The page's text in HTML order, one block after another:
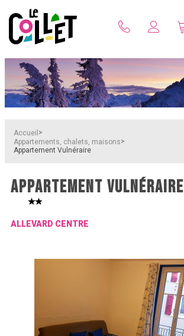
Accueil >
Appartements, chalets, maisons>
Appartement Vulnéraire
APPARTEMENT VULNÉRAIRE
ALLEVARD CENTRE